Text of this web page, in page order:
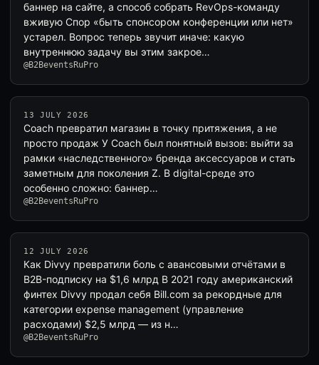
баннер на сайте, а способ собрать RevOps-команду
вживую Спор «быть спонсором конференции или нет»
устарел. Вопрос теперь звучит иначе: какую
внутреннюю задачу вы этим закрое…
@B2BeventsRuPro
13 JULY 2026
Coach превратил магазин в точку притяжения, а не
просто продаж У Coach был понятный вызов: выйти за
рамки «наследственного» бренда аксессуаров и стать
заметным для поколения Z. В digital-среде это
особенно сложно: баннер…
@B2BeventsRuPro
12 JULY 2026
Как Divvy превратили боль с авансовыми отчётами в
B2B-подписку на $1,6 млрд В 2021 году американский
финтех Divvy продал себя Bill.com за рекордные для
категории expense management (управление
расходами) $2,5 млрд — из н…
@B2BeventsRuPro